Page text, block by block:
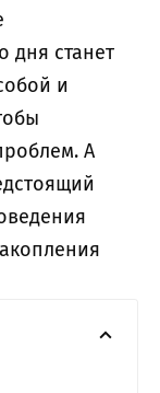
дня станет
и
А